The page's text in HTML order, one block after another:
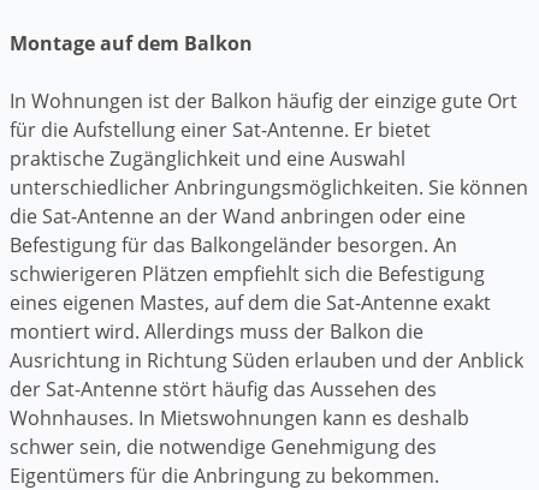
Montage auf dem Balkon
In Wohnungen ist der Balkon häufig der einzige gute Ort
für die Aufstellung einer Sat-Antenne. Er bietet
praktische Zugänglichkeit und eine Auswahl
unterschiedlicher Anbringungsmöglichkeiten. Sie können
die Sat-Antenne an der Wand anbringen oder eine
Befestigung für das Balkongeländer besorgen. An
schwierigeren Plätzen empfiehlt sich die Befestigung
eines eigenen Mastes, auf dem die Sat-Antenne exakt
montiert wird. Allerdings muss der Balkon die
Ausrichtung in Richtung Süden erlauben und der Anblick
der Sat-Antenne stört häufig das Aussehen des
Wohnhauses. In Mietswohnungen kann es deshalb
schwer sein, die notwendige Genehmigung des
Eigentümers für die Anbringung zu bekommen.